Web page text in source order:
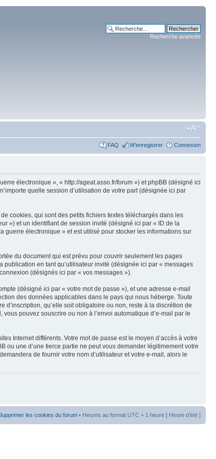
Recherche avancée
FAQ M’enregistrer Connexion
électronique », « http://ageat.asso.fr/forum ») et phpBB (désigné ici
quelle session d’utilisation de votre part (désignée ici par
cookies, qui sont des petits fichiers textes téléchargés dans les
») et un identifiant de session invité (désigné ici par « ID de la
électronique » et est utilisé pour stocker les informations sur
du document qui est prévu pour couvrir seulement les pages
en tant qu’utilisateur invité (désignée ici par « messages
(désignés ici par « vos messages »).
(désigné ici par « votre mot de passe »), et une adresse e-mail
des données applicables dans le pays qui nous héberge. Toute
qu’elle soit obligatoire ou non, reste à la discrétion de
pouvez souscrire ou non à l’envoi automatique d’e-mail par le
Internet différents. Votre mot de passe est le moyen d’accès à votre
une d’une tierce partie ne peut vous demander légitimement votre
de fournir votre nom d’utilisateur et votre e-mail, alors le
les cookies du forum • Heures au format UTC + 1 heure [ Heure d’été ]